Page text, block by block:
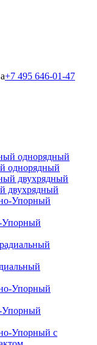
+7 495 646-01-47
однорядный
двухрядный
Упорный
Упорный